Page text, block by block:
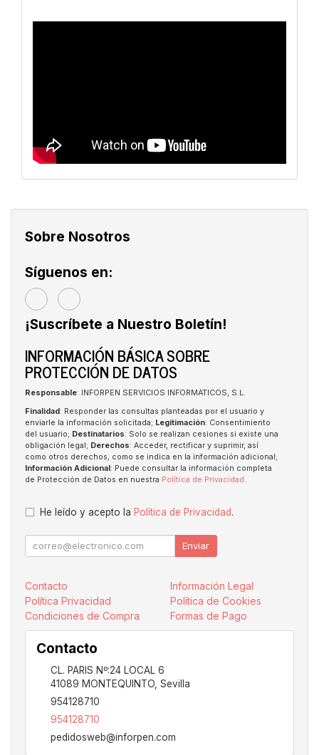
Sobre Nosotros
Síguenos en:
¡Suscríbete a Nuestro Boletín!
INFORMACIÓN BÁSICA SOBRE
PROTECCIÓN DE DATOS
Responsable: INFORPEN SERVICIOS INFORMATICOS, S.L.
Finalidad : Responder las consultas planteadas por el usuario y
enviarle la información solicitada; Legitimación: Consentimiento
del usuario; Destinatarios: Solo se realizan cesiones si existe una
obligación legal; Derechos: Acceder, rectificar y suprimir, así
como otros derechos, como se indica en la información adicional;
Información Adicional : Puede consultar la información completa
de Protección de Datos en nuestra Política de Privacidad .
He leído y acepto la Política de Privacidad.
Enviar
Contacto
Información Legal
Política Privacidad
Política de Cookies
Condiciones de Compra
Formas de Pago
Contacto
CL. PARIS Nº:24 LOCAL 6
41089 MONTEQUINTO Sevilla
954128710
954128710
pedidosweb@inforpen.com